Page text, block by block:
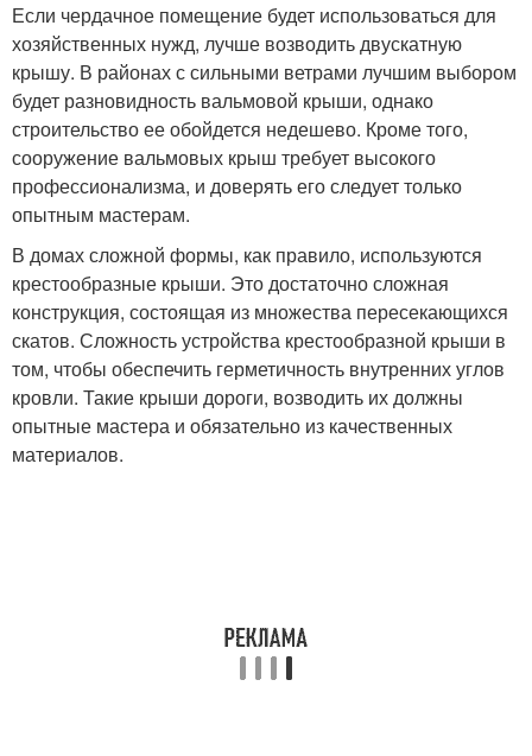
Если чердачное помещение будет использоваться для
хозяйственных нужд, лучше возводить двускатную
крышу. В районах с сильными ветрами лучшим выбором
будет разновидность вальмовой крыши, однако
строительство ее обойдется недешево. Кроме того,
сооружение вальмовых крыш требует высокого
профессионализма, и доверять его следует только
опытным мастерам.
В домах сложной формы, как правило, используются
крестообразные крыши. Это достаточно сложная
конструкция, состоящая из множества пересекающихся
скатов. Сложность устройства крестообразной крыши в
том, чтобы обеспечить герметичность внутренних углов
кровли. Такие крыши дороги, возводить их должны
опытные мастера и обязательно из качественных
материалов.